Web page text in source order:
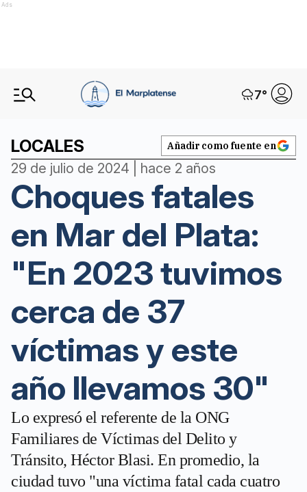
Ads
7°
LOCALES Añadir como fuente en
29 de julio de 2024 | hace 2 años
Choques fatales
en Mar del Plata:
"En 2023 tuvimos
cerca de 37
víctimas y este
año llevamos 30"
Lo expresó el referente de la ONG
Familiares de Víctimas del Delito y
Tránsito, Héctor Blasi. En promedio, la
ciudad tuvo "una víctima fatal cada cuatro